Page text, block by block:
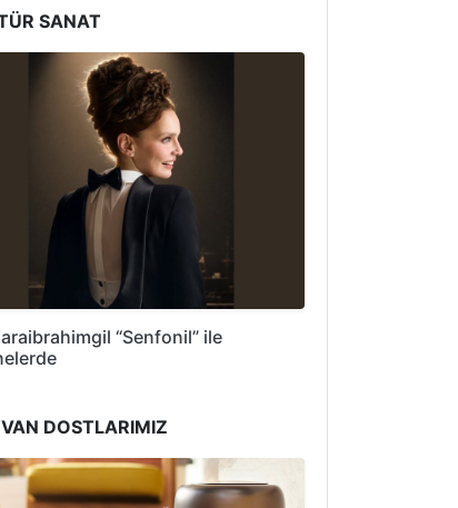
SANAT
“Senfonil” ile
DOSTLARIMIZ